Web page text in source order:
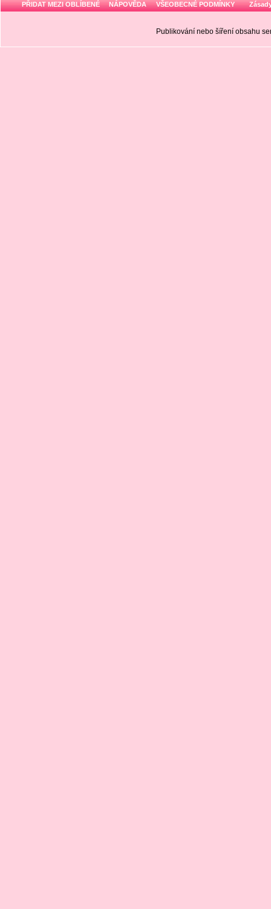
PŘIDAT MEZI OBLÍBENÉ NÁPOVĚDA VŠEOBECNÉ PODMÍNKY
Publikování nebo šíření obsahu